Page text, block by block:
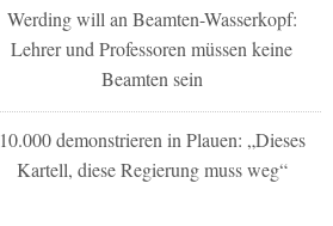
Werding will an Beamten-Wasserkopf:
Lehrer und Professoren müssen keine
Beamten sein
10.000 demonstrieren in Plauen: „Dieses
Kartell, diese Regierung muss weg“